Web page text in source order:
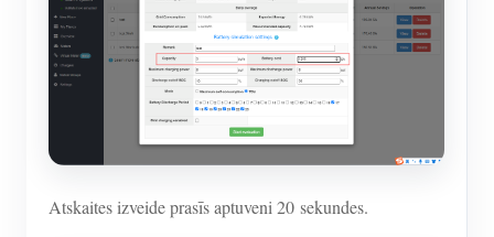
Atskaites izveide prasīs aptuveni 20 sekundes.